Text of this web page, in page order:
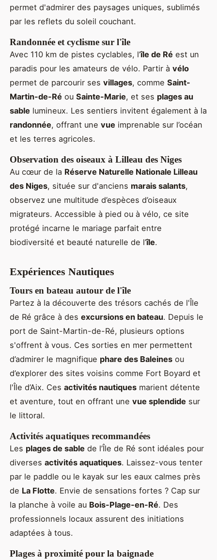
permet d'admirer des paysages uniques, sublimés
par les reflets du soleil couchant.
Randonnée et cyclisme sur l'île
Avec 110 km de pistes cyclables, l’île de Ré est un
paradis pour les amateurs de vélo. Partir à vélo
permet de parcourir ses villages, comme Saint-
Martin-de-Ré ou Sainte-Marie, et ses plages au
sable lumineux. Les sentiers invitent également à la
randonnée, offrant une vue imprenable sur l’océan
et les terres agricoles.
Observation des oiseaux à Lilleau des Niges
Au cœur de la Réserve Naturelle Nationale Lilleau
des Niges, située sur d'anciens marais salants,
observez une multitude d’espèces d’oiseaux
migrateurs. Accessible à pied ou à vélo, ce site
protégé incarne le mariage parfait entre
biodiversité et beauté naturelle de l’île.
Expériences Nautiques
Tours en bateau autour de l'île
Partez à la découverte des trésors cachés de l'Île
de Ré grâce à des excursions en bateau. Depuis le
port de Saint-Martin-de-Ré, plusieurs options
s'offrent à vous. Ces sorties en mer permettent
d’admirer le magnifique phare des Baleines ou
d’explorer des sites voisins comme Fort Boyard et
l'Île d’Aix. Ces activités nautiques marient détente
et aventure, tout en offrant une vue splendide sur
le littoral.
Activités aquatiques recommandées
Les plages de sable de l’Île de Ré sont idéales pour
diverses activités aquatiques. Laissez-vous tenter
par le paddle ou le kayak sur les eaux calmes près
de La Flotte. Envie de sensations fortes ? Cap sur
la planche à voile au Bois-Plage-en-Ré. Des
professionnels locaux assurent des initiations
adaptées à tous.
Plages à proximité pour la baignade